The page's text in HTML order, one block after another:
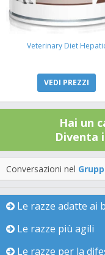
Veterinary Diet
VEDI PREZZI
Hai un
Diventa
Conversazioni nel
Le razze adatte ai
Le razze più agili
Le razze per la